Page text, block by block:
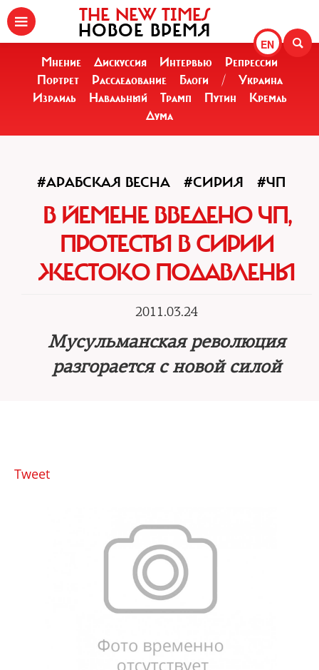
EN
THE NEW TIMES
НОВОЕ ВРЕМЯ
Мнение Дискуссия Интервью
Репрессии
Портрет
Расследование Блоги /
Украина
Израиль
Навальный Трамп Путин
Кремль
Дума
#АРАБСКАЯ ВЕСНА #СИРИЯ #ЧП
В ЙЕМЕНЕ ВВЕДЕНО ЧП,
ПРОТЕСТЫ В СИРИИ
ЖЕСТОКО ПОДАВЛЕНЫ
2011.03.24
Мусульманская революция
разгорается с новой силой
Tweet